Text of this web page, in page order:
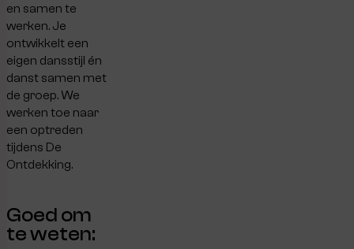
en samen te
werken. Je
ontwikkelt een
eigen dansstijl én
danst samen met
de groep. We
werken toe naar
een optreden
tijdens De
Ontdekking.
Goed om
te weten: